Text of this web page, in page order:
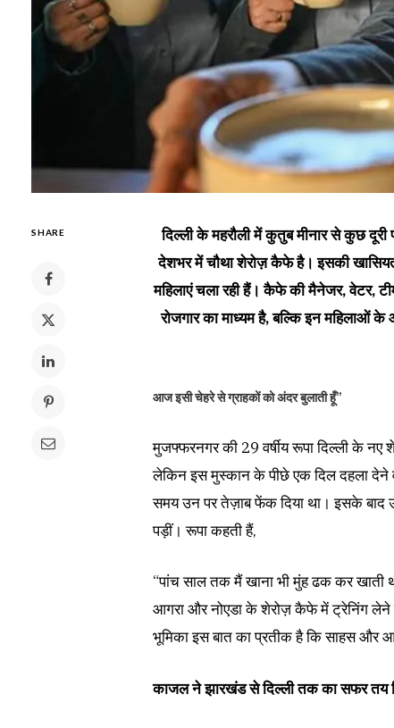
SHARE
दिल्ली के महरौली में कुतुब मीनार से कुछ
देशभर में चौथा शेरोज़ कैफे है। इसकी
महिलाएं चला रही हैं। कैफे की मैनेजर, वेटर,
रोजगार का माध्यम है, बल्कि इन महिलाओं
आज इसी चेहरे से ग्राहकों को अंदर बुलाती हूँ”
मुजफ्फरनगर की 29 वर्षीय रूपा दिल्ली के
लेकिन इस मुस्कान के पीछे एक दिल दहला देने
समय उन पर तेज़ाब फेंक दिया था। इसके बाद
पड़ीं। रूपा कहती हैं,
“पांच साल तक मैं खाना भी मुंह ढक कर
आगरा और नोएडा के शेरोज़ कैफे में ट्रेनिंग लेने
भूमिका इस बात का प्रतीक है कि साहस और
काजल ने झारखंड से दिल्ली तक का सफर तय